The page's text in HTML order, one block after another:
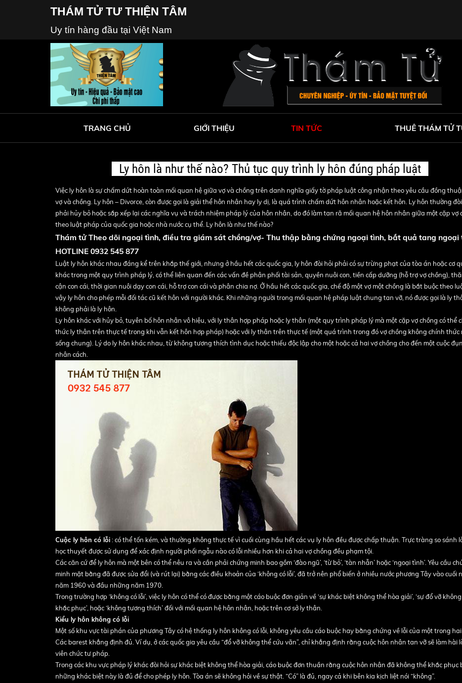
THÁM TỬ TƯ THIỆN TÂM
Uy tín hàng đầu tại Việt Nam
TRANG CHỦ GIỚI THIỆU TIN TỨC THUÊ THÁM TỬ
Ly hôn là như thế nào? Thủ tục quy trình ly hôn đúng pháp luật
Việc ly hôn là sự chấm dứt hoàn toàn mối quan hệ giữa vợ và chồng trên danh nghĩa giấy tờ pháp luật công nhận theo yêu cầu đồng
vợ và chồng. Ly hôn – Divorce, còn được gọi là giải thể hôn nhân hay ly dị, là quá trình chấm dứt hôn nhân hoặc kết hôn. Ly hôn thường
phải hủy bỏ hoặc sắp xếp lại các nghĩa vụ và trách nhiệm pháp lý của hôn nhân, do đó làm tan rã mối quan hệ hôn nhân giữa một cặp vợ
theo luật pháp của quốc gia hoặc nhà nước cụ thể. Ly hôn là như thế nào?
Thám tử Theo dõi ngoại tình, điều tra giám sát chồng/vợ- Thu thập bằng chứng ngoại tình, bắt quả tang ngoại
HOTLINE 0932 545 877
Luật ly hôn khác nhau đáng kể trên khắp thế giới, nhưng ở hầu hết các quốc gia, ly hôn đòi hỏi phải có sự trừng phạt của tòa án hoặc cơ
khác trong một quy trình pháp lý, có thể liên quan đến các vấn đề phân phối tài sản, quyền nuôi con, tiền cấp dưỡng (hỗ trợ vợ chồng),
cận con cái, thời gian nuôi dạy con cái, hỗ trợ con cái và phân chia nợ. Ở hầu hết các quốc gia, chế độ một vợ một chồng là bắt buộc theo
vậy ly hôn cho phép mỗi đối tác cũ kết hôn với người khác. Khi những người trong mối quan hệ pháp luật chung tan vỡ, nó được gọi là ly
không phải là ly hôn.
Ly hôn khác với hủy bỏ, tuyên bố hôn nhân vô hiệu, với ly thân hợp pháp hoặc ly thân (một quy trình pháp lý mà một cặp vợ chồng có thể
thức ly thân trên thực tế trong khi vẫn kết hôn hợp pháp) hoặc với ly thân trên thực tế (một quá trình trong đó vợ chồng không chính thức
sống chung). Lý do ly hôn khác nhau, từ không tương thích tình dục hoặc thiếu độc lập cho một hoặc cả hai vợ chồng cho đến một cuộc
nhân cách.
Cuộc ly hôn có lỗi: có thể tốn kém, và thường không thực tế vì cuối cùng hầu hết các vụ ly hôn đều được chấp thuận. Trực tràng so sánh
học thuyết được sử dụng để xác định người phối ngẫu nào có lỗi nhiều hơn khi cả hai vợ chồng đều phạm tội.
Các căn cứ để ly hôn mà một bên có thể nêu ra và cần phải chứng minh bao gồm ‘đào ngũ’, ‘từ bỏ’, ‘tàn nhẫn’ hoặc ‘ngoại tình’. Yêu cầu
minh mặt bằng đã được sửa đổi (và rút lại) bằng các điều khoản của ‘không có lỗi’, đã trở nên phổ biến ở nhiều nước phương Tây vào cuối
năm 1960 và đầu những năm 1970.
Trong trường hợp ‘không có lỗi’, việc ly hôn có thể có được bằng một cáo buộc đơn giản về ‘sự khác biệt không thể hòa giải’, ‘sự đổ vỡ
khắc phục’, hoặc ‘không tương thích’ đối với mối quan hệ hôn nhân, hoặc trên cơ sở ly thân.
Kiểu ly hôn không có lỗi
Một số khu vực tài phán của phương Tây có hệ thống ly hôn không có lỗi, không yêu cầu cáo buộc hay bằng chứng về lỗi của một trong hai
Các barest khẳng định đủ. Ví dụ, ở các quốc gia yêu cầu “đổ vỡ không thể cứu vãn”, chỉ khẳng định rằng cuộc hôn nhân tan vỡ sẽ làm hài
viên chức tư pháp.
Trong các khu vực pháp lý khác đòi hỏi sự khác biệt không thể hòa giải, cáo buộc đơn thuần rằng cuộc hôn nhân đã không thể khắc phục
những khác biệt này là đủ để cho phép ly hôn. Tòa án sẽ không hỏi về sự thật. “Có” là đủ, ngay cả khi bên kia kịch liệt nói “không”.